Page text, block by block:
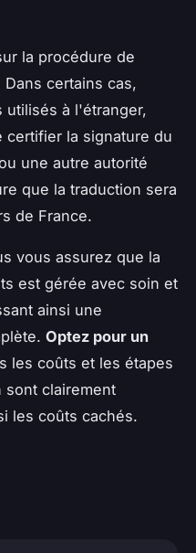
la procédure de
certains cas,
utilisés à l'étranger,
la signature du
une autre autorité
que la traduction sera
de France.
vous assurez que la
est gérée avec soin et
ainsi une
Optez pour un
les coûts et les étapes
sont clairement
les coûts cachés.